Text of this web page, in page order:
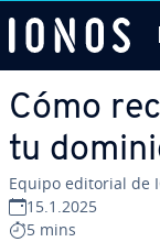
Cómo
tu
Equipo editorial de
15.1.2025
5 mins